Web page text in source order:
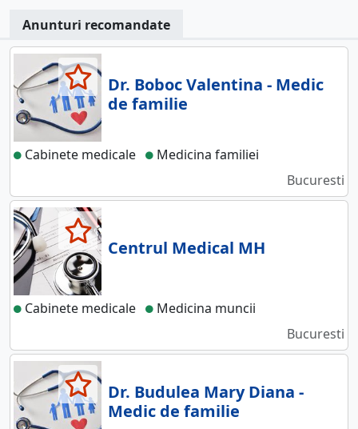
Anunturi recomandate
Dr. Boboc Valentina - Medic
de familie
Cabinete medicale
Medicina familiei
Bucuresti
Centrul Medical MH
Cabinete medicale
Medicina muncii
Bucuresti
Dr. Budulea Mary Diana -
Medic de familie